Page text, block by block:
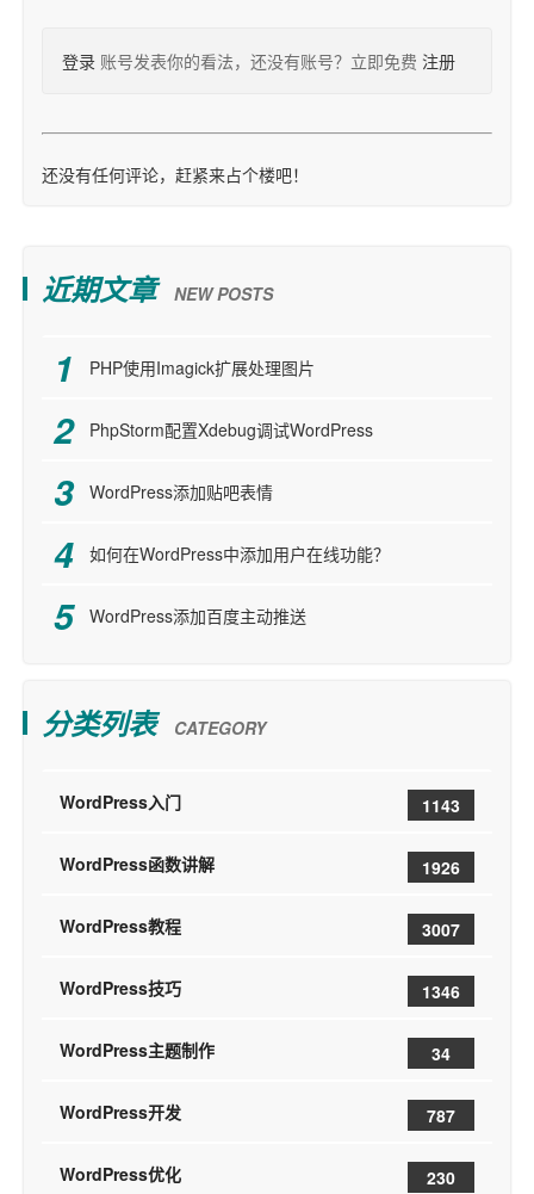
登录 账号发表你的看法，还没有账号？立即免费 注册
还没有任何评论，赶紧来占个楼吧！
近期文章 NEW POSTS
PHP使用Imagick扩展处理图片
PhpStorm配置Xdebug调试WordPress
WordPress添加贴吧表情
如何在WordPress中添加用户在线功能？
WordPress添加百度主动推送
分类列表 CATEGORY
WordPress入门 1143
WordPress函数讲解 1926
WordPress教程 3007
WordPress技巧 1346
WordPress主题制作 34
WordPress开发 787
WordPress优化 230